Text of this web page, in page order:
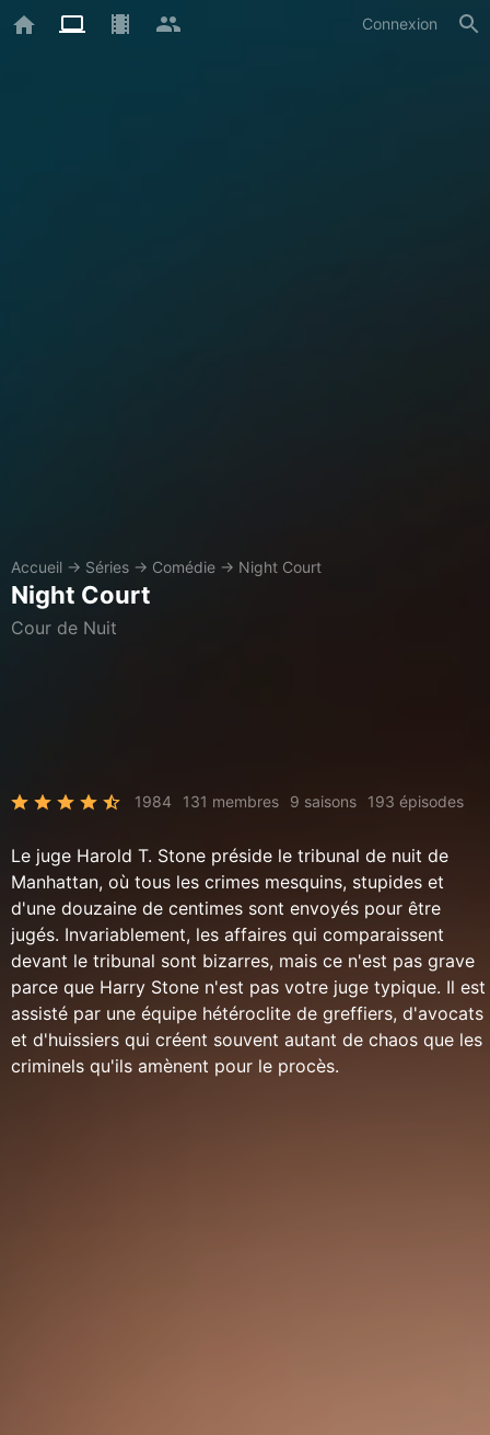
Connexion
Accueil → Séries → Comédie → Night Court
Night Court
Cour de Nuit
1984 131 membres 9 saisons 193 épisodes
Le juge Harold T. Stone préside le tribunal de nuit de
Manhattan, où tous les crimes mesquins, stupides et
d'une douzaine de centimes sont envoyés pour être
jugés. Invariablement, les affaires qui comparaissent
devant le tribunal sont bizarres, mais ce n'est pas grave
parce que Harry Stone n'est pas votre juge typique. Il est
assisté par une équipe hétéroclite de greffiers, d'avocats
et d'huissiers qui créent souvent autant de chaos que les
criminels qu'ils amènent pour le procès.